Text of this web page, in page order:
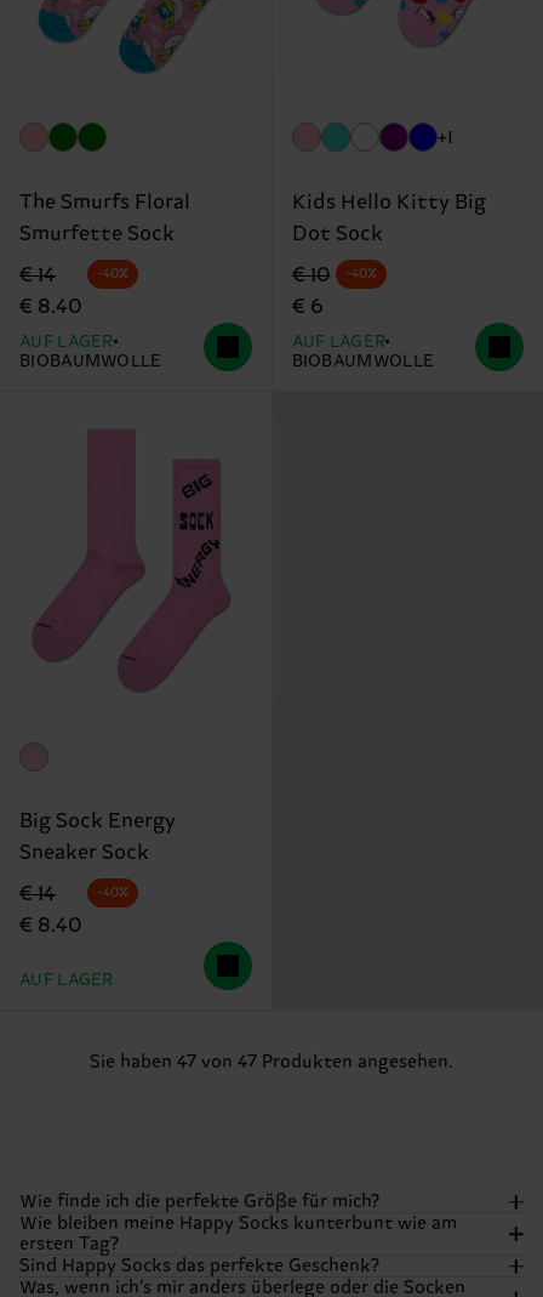
The Smurfs Floral
Smurfette Sock
Originalpreis
€ 14
Reduzierter Preis
€ 8.40
-40%
AUF LAGER
BIOBAUMWOLLE
+1
Kids Hello Kitty Big
Dot Sock
Originalpreis
€ 10
Reduzierter Preis
€ 6
-40%
AUF LAGER
BIOBAUMWOLLE
Big Sock Energy
Sneaker Sock
Originalpreis
€ 14
Reduzierter Preis
€ 8.40
-40%
AUF LAGER
Sie haben 47 von 47 Produkten angesehen.
Wie finde ich die perfekte Größe für mich?
Wir wollen, dass deine Füße sich genauso happy fühlen,
wie sie aussehen! Die meisten unserer Socken gibt’s in
unseren Standardgrößen für Erwachsene. Aber: Bei
Wie bleiben meine Happy Socks kunterbunt wie am
ersten Tag?
Sind Happy Socks das perfekte Geschenk?
Was, wenn ich’s mir anders überlege oder die Socken